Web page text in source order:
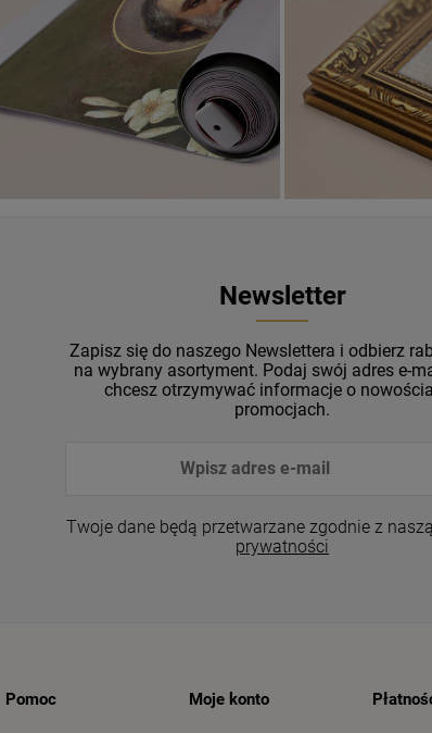
Newsletter
Zapisz się do naszego Newslettera i odbierz
na wybrany asortyment. Podaj swój adres e-
chcesz otrzymywać informacje o
promocjach.
Twoje dane będą przetwarzane zgodnie z naszą
prywatności
Pomoc Moje konto